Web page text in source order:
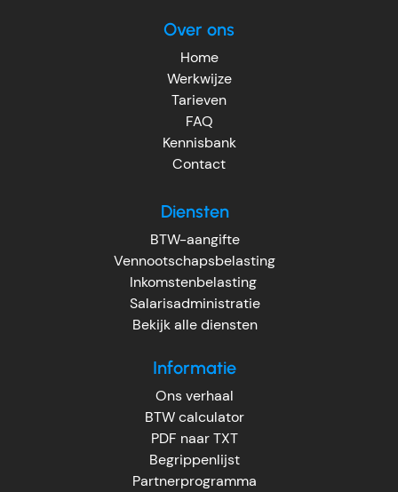
Over ons
Home
Werkwijze
Tarieven
FAQ
Kennisbank
Contact
Diensten
BTW-aangifte
Vennootschapsbelasting
Inkomstenbelasting
Salarisadministratie
Bekijk alle diensten
Informatie
Ons verhaal
BTW calculator
PDF naar TXT
Begrippenlijst
Partnerprogramma